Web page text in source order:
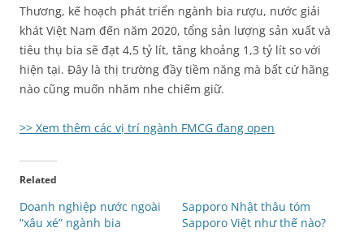
Thương, kế hoạch phát triển ngành bia rượu, nước giải
khát Việt Nam đến năm 2020, tổng sản lượng sản xuất và
tiêu thụ bia sẽ đạt 4,5 tỷ lít, tăng khoảng 1,3 tỷ lít so với
hiện tại. Đây là thị trường đầy tiềm năng mà bất cứ hãng
nào cũng muốn nhăm nhe chiếm giữ.
>> Xem thêm các vị trí ngành FMCG đang open
Related
Doanh nghiệp nước ngoài
“xâu xé” ngành bia
Sapporo Nhật thâu tóm
Sapporo Việt như thế nào?